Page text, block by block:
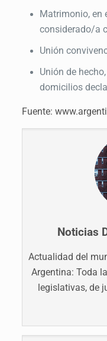
Matrimonio, en
considerado/a
Unión
Unión de
domicilios
Fuente:
Noticias
Actualidad del
Argentina: Toda
legislativas, de